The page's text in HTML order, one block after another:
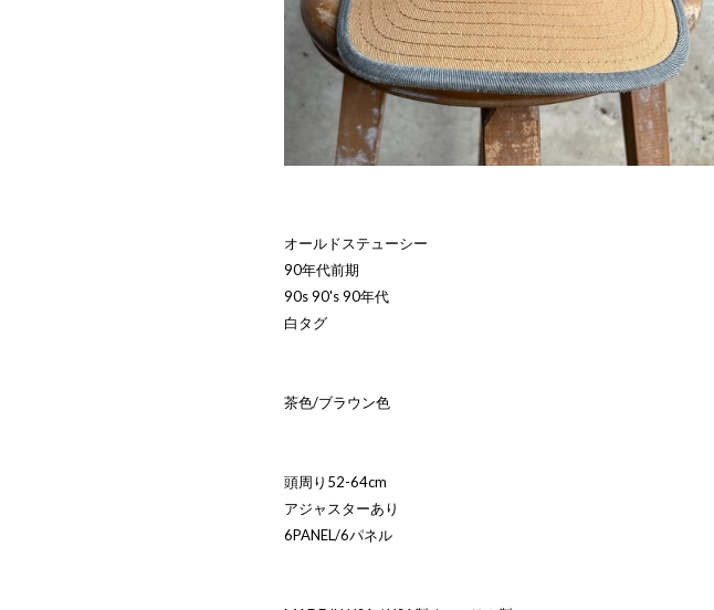
オールドステューシー
90年代前期
90s 90's 90年代
白タグ
茶色/ブラウン色
頭周り52-64cm
アジャスターあり
6PANEL/6パネル